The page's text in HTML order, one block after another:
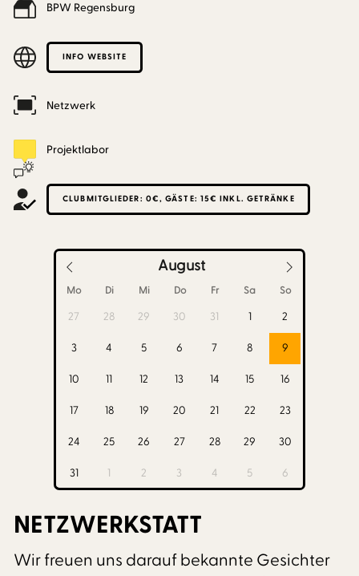
BPW Regensburg
INFO WEBSITE
Netzwerk
Projektlabor
CLUBMITGLIEDER: 0€, GÄSTE: 15€ INKL. GETRÄNKE
August
Mo Di Mi Do Fr Sa So
27 28 29 30 31 1 2
3 4 5 6 7 8 9
10 11 12 13 14 15 16
17 18 19 20 21 22 23
24 25 26 27 28 29 30
31 1 2 3 4 5 6
NETZWERKSTATT
Wir freuen uns darauf bekannte Gesichter